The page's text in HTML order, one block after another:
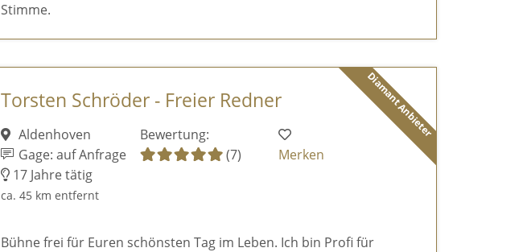
Stimme.
Diamant Anbieter
Torsten Schröder - Freier Redner
Aldenhoven
Gage: auf Anfrage
17 Jahre tätig
ca. 45 km entfernt
Bewertung:
(7)
Merken
Bühne frei für Euren schönsten Tag im Leben. Ich bin Profi für